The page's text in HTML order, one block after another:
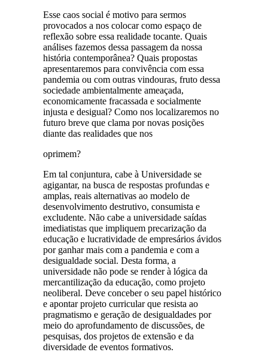
Esse caos social é motivo para sermos
provocados a nos colocar como espaço de
reflexão sobre essa realidade tocante. Quais
análises fazemos dessa passagem da nossa
história contemporânea? Quais propostas
apresentaremos para convivência com essa
pandemia ou com outras vindouras, fruto dessa
sociedade ambientalmente ameaçada,
economicamente fracassada e socialmente
injusta e desigual? Como nos localizaremos no
futuro breve que clama por novas posições
diante das realidades que nos
oprimem?
Em tal conjuntura, cabe à Universidade se
agigantar, na busca de respostas profundas e
amplas, reais alternativas ao modelo de
desenvolvimento destrutivo, consumista e
excludente. Não cabe a universidade saídas
imediatistas que impliquem precarização da
educação e lucratividade de empresários ávidos
por ganhar mais com a pandemia e com a
desigualdade social. Desta forma, a
universidade não pode se render à lógica da
mercantilização da educação, como projeto
neoliberal. Deve conceber o seu papel histórico
e apontar projeto curricular que resista ao
pragmatismo e geração de desigualdades por
meio do aprofundamento de discussões, de
pesquisas, dos projetos de extensão e da
diversidade de eventos formativos.